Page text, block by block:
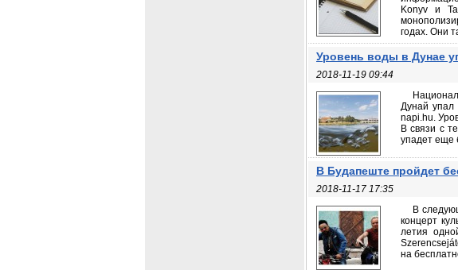
Konyv и
годах. Они
Уровень воды в Дунае
2018-11-19 09:44
Дунай упал
napi.hu.
В связи с
упадет еще
В Будапеште пройдет
2018-11-17 17:35
В
концерт
летия
на